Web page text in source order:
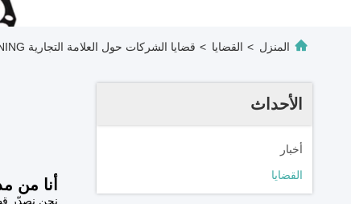
المنزل > القضايا > قضايا الشركات حول العلامة التجارية DAILY REFINING
الأحداث
أخبار
القضايا
أنا من
نحن نصدّر